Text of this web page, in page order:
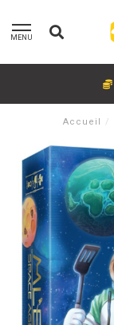
MENU
Accueil /